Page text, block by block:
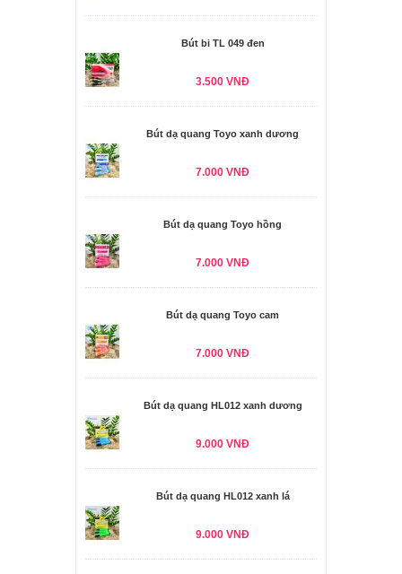
Bút bi TL 049 đen
3.500 VNĐ
Bút dạ quang Toyo xanh dương
7.000 VNĐ
Bút dạ quang Toyo hồng
7.000 VNĐ
Bút dạ quang Toyo cam
7.000 VNĐ
Bút dạ quang HL012 xanh dương
9.000 VNĐ
Bút dạ quang HL012 xanh lá
9.000 VNĐ